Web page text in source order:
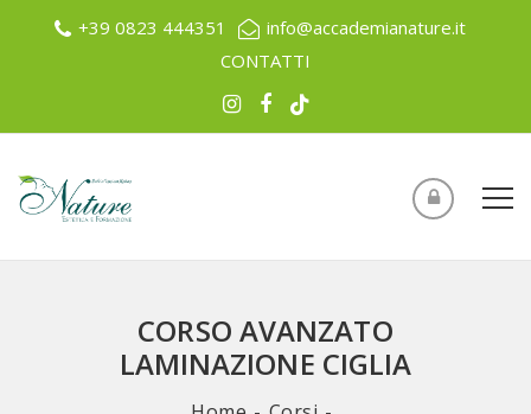
+39 0823 444351
info@accademianature.it
CONTATTI
CORSO AVANZATO
LAMINAZIONE CIGLIA